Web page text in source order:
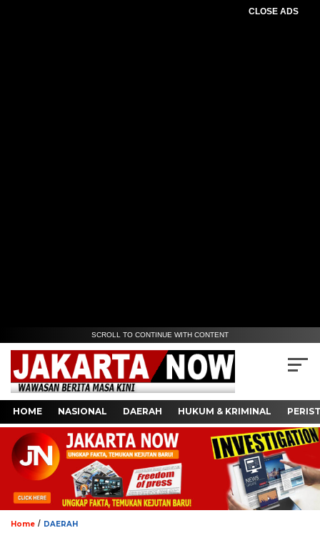
CLOSE ADS
SCROLL TO CONTINUE WITH CONTENT
HOME NASIONAL DAERAH HUKUM & KRIMINAL
Home / DAERAH